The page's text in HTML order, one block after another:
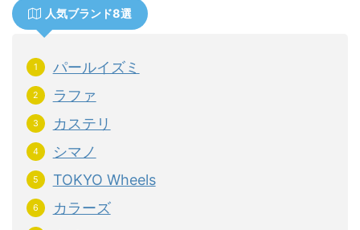
人気ブランド8選
パールイズミ
ラファ
カステリ
シマノ
TOKYO Wheels
カラーズ